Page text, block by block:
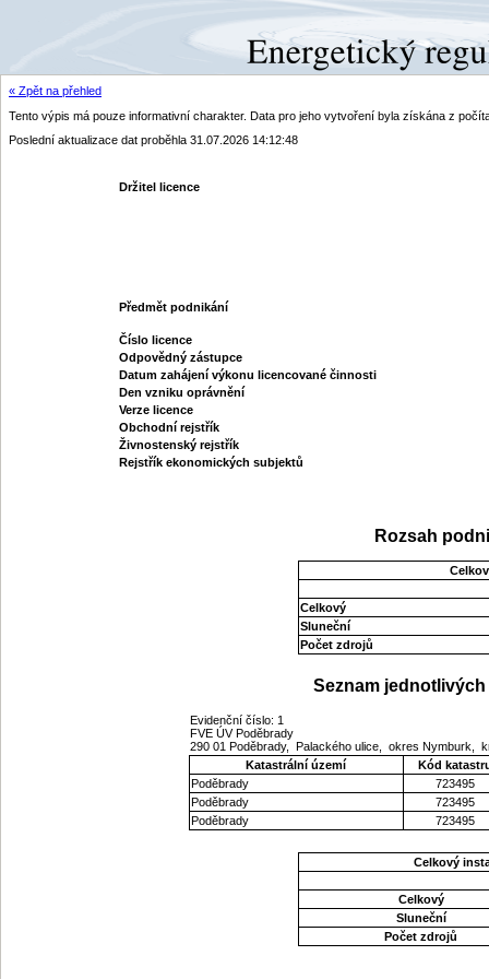
« Zpět na přehled
Tento výpis má pouze informativní charakter. Data pro jeho vytvoření byla získána z
Poslední aktualizace dat proběhla 31.07.2026 14:12:48
Držitel licence
Předmět podnikání
Číslo licence
Odpovědný zástupce
Datum zahájení výkonu licencované činnosti
Den vzniku oprávnění
Verze licence
Obchodní rejstřík
Živnostenský rejstřík
Rejstřík ekonomických subjektů
Rozsah
Celkový
Sluneční
Počet zdrojů
Seznam
Evidenční číslo: 1
FVE ÚV Poděbrady
290 01 Poděbrady, Palackého ulice, okres Nymburk,
Katastrální území
Kód
Poděbrady
723495
Poděbrady
723495
Poděbrady
723495
Celkový
Celkový
Sluneční
Počet zdrojů